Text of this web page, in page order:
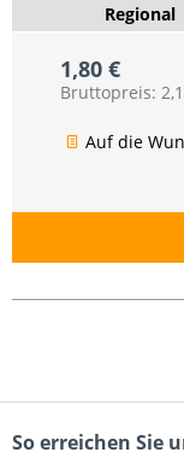
Regional
1,80 €
Bruttopreis:
Auf die
So erreichen Sie